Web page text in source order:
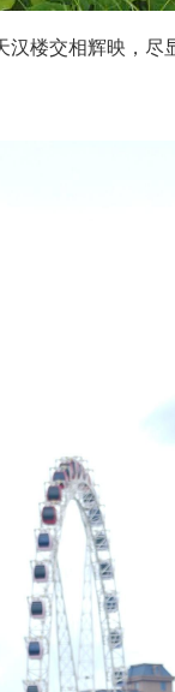
汉楼交相辉映，尽